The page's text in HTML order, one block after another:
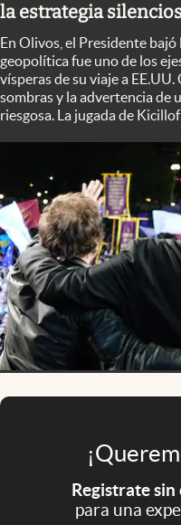
Otras secciones
Apertura
Infotechnology
Mundial 2026
Eventos Corporativos
El Cronista Studio
Mediakit
abre en nueva pestaña
Argentina
la estrategia
En Olivos, el Presidente
geopolítica fue uno de los
vísperas de su viaje a
sombras y la advertencia de
riesgosa. La jugada de
Registrate
para una